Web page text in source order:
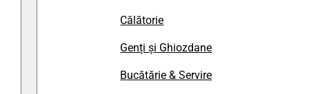
Călătorie
Genți și Ghiozdane
Bucătărie & Servire